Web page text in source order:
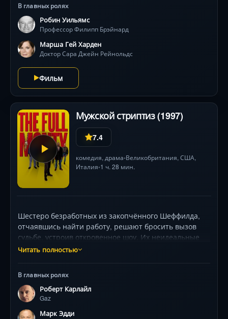
революционными для 90-х спецэффектами от
создателей «Парка Юрского периода».
В главных ролях
Робин Уильямс
Профессор Филипп Брэйнард
Марша Гей Харден
Доктор Сара Джейн Рейнольдс
Фильм
Мужской стриптиз (1997)
7.4
комедия, драма•Великобритания, США,
Италия•1 ч. 28 мин.
Шестеро безработных из закопчённого Шеффилда,
отчаявшись найти работу, решают бросить вызов
судьбе, устроив откровенное шоу. Их неидеальные
тела и неуверенность становятся оружием в борьбе
превращаются в триумф, собрала $258 млн и
покорила «Оскар» за саундтрек.
Читать полностью
В главных ролях
Роберт Карлайл
Gaz
Марк Эдди